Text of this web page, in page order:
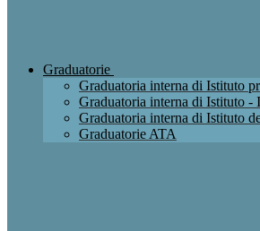
Graduatorie
Graduatoria interna di Istituto
Graduatoria interna di Istituto -
Graduatoria interna di Istituto
Graduatorie ATA